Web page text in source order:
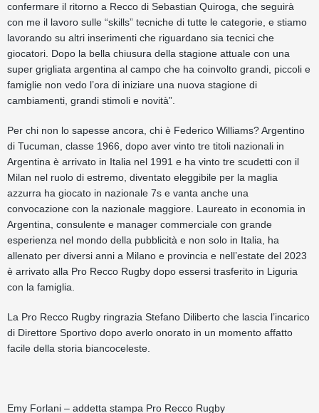
confermare il ritorno a Recco di Sebastian Quiroga, che seguirà
con me il lavoro sulle “skills” tecniche di tutte le categorie, e stiamo
lavorando su altri inserimenti che riguardano sia tecnici che
giocatori. Dopo la bella chiusura della stagione attuale con una
super grigliata argentina al campo che ha coinvolto grandi, piccoli e
famiglie non vedo l’ora di iniziare una nuova stagione di
cambiamenti, grandi stimoli e novità”.
Per chi non lo sapesse ancora, chi è Federico Williams? Argentino
di Tucuman, classe 1966, dopo aver vinto tre titoli nazionali in
Argentina è arrivato in Italia nel 1991 e ha vinto tre scudetti con il
Milan nel ruolo di estremo, diventato eleggibile per la maglia
azzurra ha giocato in nazionale 7s e vanta anche una
convocazione con la nazionale maggiore. Laureato in economia in
Argentina, consulente e manager commerciale con grande
esperienza nel mondo della pubblicità e non solo in Italia, ha
allenato per diversi anni a Milano e provincia e nell’estate del 2023
è arrivato alla Pro Recco Rugby dopo essersi trasferito in Liguria
con la famiglia.
La Pro Recco Rugby ringrazia Stefano Diliberto che lascia l’incarico
di Direttore Sportivo dopo averlo onorato in un momento affatto
facile della storia biancoceleste.
Emy Forlani – addetta stampa Pro Recco Rugby